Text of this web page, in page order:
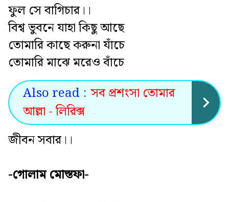
ফুল সে বাগিচার।।
বিশ্ব ভুবনে যাহা কিছু আছে
তোমারি কাছে করুনা যাঁচে
তোমারি মাঝে মরেও বাঁচে
Also read : সব প্রশংসা তোমার
আল্লা - লিরিক্স
জীবন সবার।।
-গোলাম মোস্তফা-